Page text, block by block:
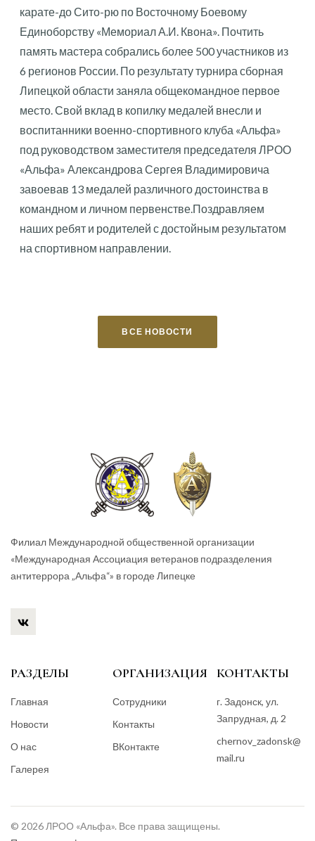
карате-до Сито-рю по Восточному Боевому
Единоборству «Мемориал А.И. Квона». Почтить
память мастера собрались более 500 участников из
6 регионов России. По результату турнира сборная
Липецкой области заняла общекомандное первое
место. Свой вклад в копилку медалей внесли и
воспитанники военно-спортивного клуба «Альфа»
под руководством заместителя председателя ЛРОО
«Альфа» Александрова Сергея Владимировича
завоевав 13 медалей различного достоинства в
командном и личном первенстве.Поздравляем
наших ребят и родителей с достойным результатом
на спортивном направлении.
ВСЕ НОВОСТИ
Филиал Международной общественной организации
«Международная Ассоциация ветеранов подразделения
антитеррора „Альфа“» в городе Липецке
РАЗДЕЛЫ
Главная
Новости
О нас
Галерея
ОРГАНИЗАЦИЯ
Сотрудники
Контакты
ВКонтакте
КОНТАКТЫ
г. Задонск, ул.
Запрудная, д. 2
chernov_zadonsk@
mail.ru
© 2026 ЛРОО «Альфа». Все права защищены.